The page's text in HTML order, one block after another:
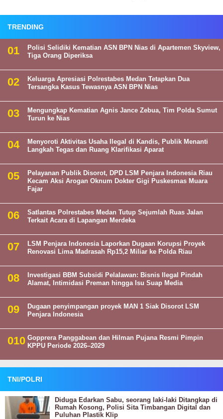
TRENDING
Polisi Selidiki Kematian ASN BPN Nias di Apartemen Skyview,
Tiga Orang Diperiksa
Keluarga Apresiasi Polrestabes Medan Tetapkan Dua
Tersangka Kasus Tewasnya ASN BPN Nias
Mengungkap Kematian Agnis Jance Zebua, Tim Polda Sumut
Turun ke Nias
Menyoroti Aktivitas Usaha Ilegal di Kandis, Publik Menanti
Langkah Tegas dan Ruang Klarifikasi Aparat
Pelayanan Publik Disorot, DPD LSM Penjara Indonesia Riau
Kecam Aksi Arogan Oknum Dokter Gigi Puskesmas Muara
Fajar
Satlantas Polrestabes Medan Tutup Sejumlah Ruas Jalan
Terkait Acara di Lapangan Merdeka
LSM Penjara Indonesia Laporkan Dugaan Korupsi Proyek
Renovasi Lima Madrasah Rp15,2 Miliar ke Polda Riau
Investigasi BBM Subsidi Pelalawan: Bisnis Ilegal Pindah
Alamat, Intimidasi Preman hingga Isu Suap Media
Dugaan penyimpangan proyek MAN 1 Siak Disorot LSM
Penjara Indonesia
Gopprera Panggabean dan Hilman Pujana Resmi Pimpin
KPPU Periode 2026–2029
TNI/POLRI
Diduga Edarkan Sabu, seorang laki-laki Ditangkap di
Rumah Kosong, Polisi Sita Timbangan Digital dan
Puluhan Plastik Klip